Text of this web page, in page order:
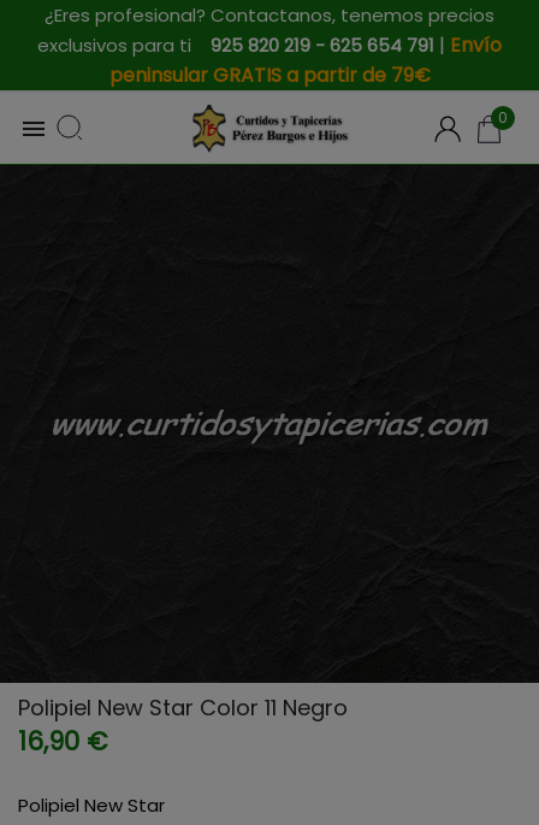
¿Eres profesional? Contactanos, tenemos precios
exclusivos para ti 925 820 219 - 625 654 791 | Envío
peninsular GRATIS a partir de 79€
 0
Polipiel New Star Color 11 Negro
16,90 €
Polipiel New Star